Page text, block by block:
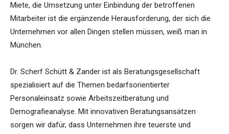
Miete, die Umsetzung unter Einbindung der betroffenen
Mitarbeiter ist die ergänzende Herausforderung, der sich die
Unternehmen vor allen Dingen stellen müssen, weiß man in
München.
Dr. Scherf Schütt & Zander ist als Beratungsgesellschaft
spezialisiert auf die Themen bedarfsorientierter
Personaleinsatz sowie Arbeitszeitberatung und
Demografieanalyse. Mit innovativen Beratungsansätzen
sorgen wir dafür, dass Unternehmen ihre teuerste und